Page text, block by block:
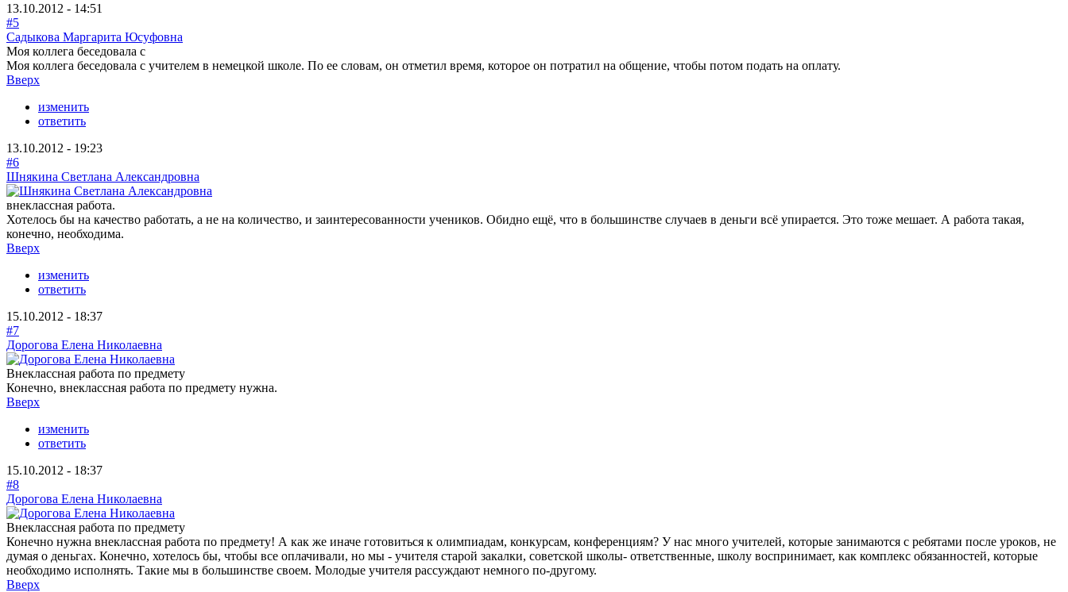
13.10.2012 - 14:51
#5
Садыкова Маргарита Юсуфовна
Моя коллега беседовала с
Моя коллега беседовала с учителем в немецкой школе. По ее словам, он отметил время, которое он потратил на общение, чтобы потом подать на оплату.
Вверх
изменить
ответить
13.10.2012 - 19:23
#6
Шнякина Светлана Александровна
внеклассная работа.
Хотелось бы на качество работать, а не на количество, и заинтересованности учеников. Обидно ещё, что в большинстве случаев в деньги всё упирается. Это тоже мешает. А работа такая,
конечно, необходима.
Вверх
изменить
ответить
15.10.2012 - 18:37
#7
Дорогова Елена Николаевна
Внеклассная работа по предмету
Конечно, внеклассная работа по предмету нужна.
Вверх
изменить
ответить
15.10.2012 - 18:37
#8
Дорогова Елена Николаевна
Внеклассная работа по предмету
Конечно нужна внеклассная работа по предмету! А как же иначе готовиться к олимпиадам, конкурсам, конференциям? У нас много учителей, которые занимаются с ребятами после уроков, не
думая о деньгах. Конечно, хотелось бы, чтобы все оплачивали, но мы - учителя старой закалки, советской школы- ответственные, школу воспринимает, как комплекс обязанностей, которые
необходимо исполнять. Такие мы в большинстве своем. Молодые учителя рассуждают немного по-другому.
Вверх